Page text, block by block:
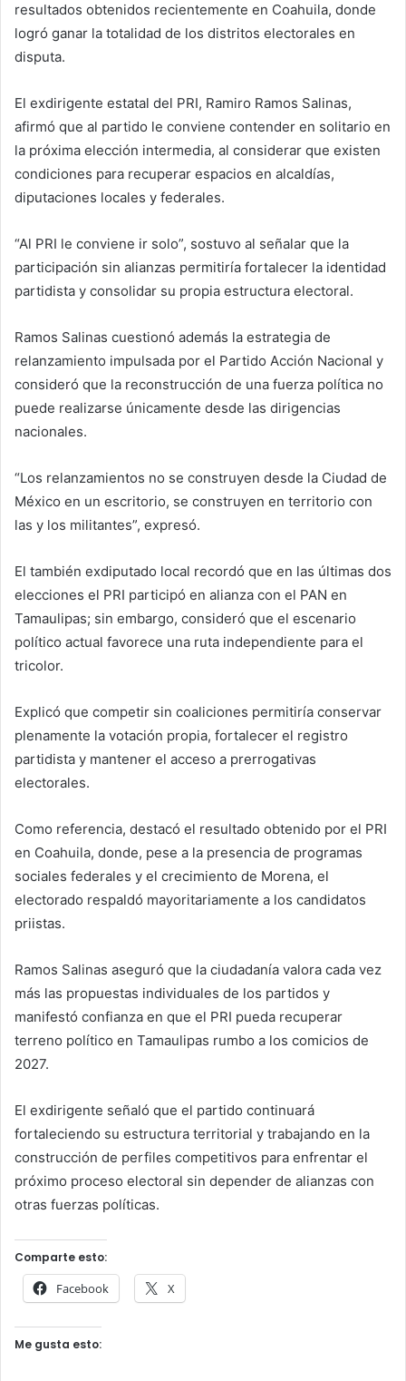
resultados obtenidos recientemente en Coahuila, donde
logró ganar la totalidad de los distritos electorales en
disputa.
El exdirigente estatal del PRI, Ramiro Ramos Salinas,
afirmó que al partido le conviene contender en solitario en
la próxima elección intermedia, al considerar que existen
condiciones para recuperar espacios en alcaldías,
diputaciones locales y federales.
“Al PRI le conviene ir solo”, sostuvo al señalar que la
participación sin alianzas permitiría fortalecer la identidad
partidista y consolidar su propia estructura electoral.
Ramos Salinas cuestionó además la estrategia de
relanzamiento impulsada por el Partido Acción Nacional y
consideró que la reconstrucción de una fuerza política no
puede realizarse únicamente desde las dirigencias
nacionales.
“Los relanzamientos no se construyen desde la Ciudad de
México en un escritorio, se construyen en territorio con
las y los militantes”, expresó.
El también exdiputado local recordó que en las últimas dos
elecciones el PRI participó en alianza con el PAN en
Tamaulipas; sin embargo, consideró que el escenario
político actual favorece una ruta independiente para el
tricolor.
Explicó que competir sin coaliciones permitiría conservar
plenamente la votación propia, fortalecer el registro
partidista y mantener el acceso a prerrogativas
electorales.
Como referencia, destacó el resultado obtenido por el PRI
en Coahuila, donde, pese a la presencia de programas
sociales federales y el crecimiento de Morena, el
electorado respaldó mayoritariamente a los candidatos
priistas.
Ramos Salinas aseguró que la ciudadanía valora cada vez
más las propuestas individuales de los partidos y
manifestó confianza en que el PRI pueda recuperar
terreno político en Tamaulipas rumbo a los comicios de
2027.
El exdirigente señaló que el partido continuará
fortaleciendo su estructura territorial y trabajando en la
construcción de perfiles competitivos para enfrentar el
próximo proceso electoral sin depender de alianzas con
otras fuerzas políticas.
Comparte esto:
Facebook X
Me gusta esto: